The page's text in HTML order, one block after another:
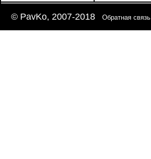
© PavKo, 2007-2018 Обратная связь